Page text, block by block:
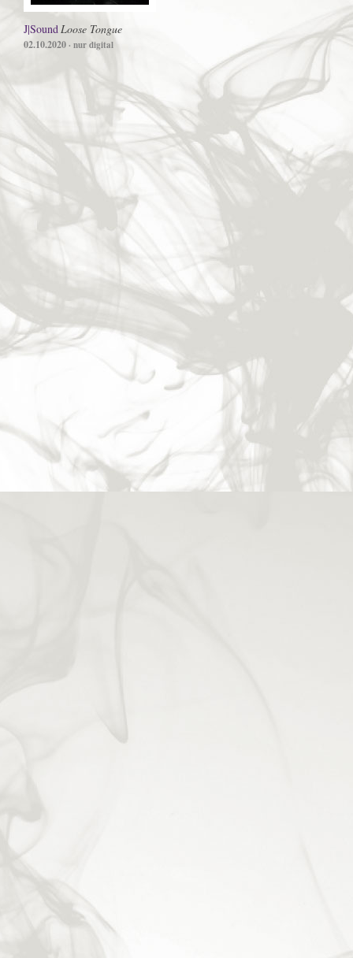
J|SoundLoose Tongue
02.10.2020· nur digital